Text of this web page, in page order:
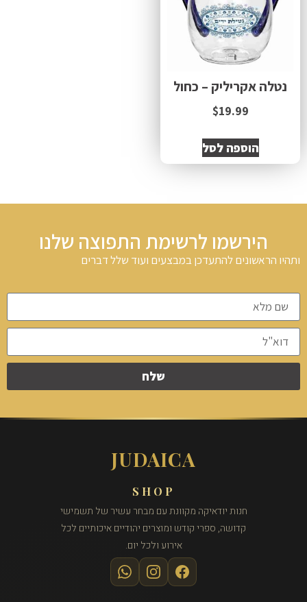
נטלה אקריליק – כחול
$19.99
הוספה לסל
הירשמו לרשימת התפוצה שלנו
ותהיו הראשונים להתעדכן במבצעים ועוד שלל דברים
שלח
JUDAICA
SHOP
חנות יודאיקה מקוונת עם מבחר עשיר של תשמישי
קדושה, ספרי קודש ומוצרים יהודיים איכותיים לכל
אירוע ולכל יום.